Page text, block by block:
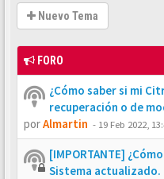
Nuevo Tema
FORO
¿Cómo saber si mi
recuperación o de
porAlmartin - 19 Feb 2022,
[IMPORTANTE]
Sistema actualizado.